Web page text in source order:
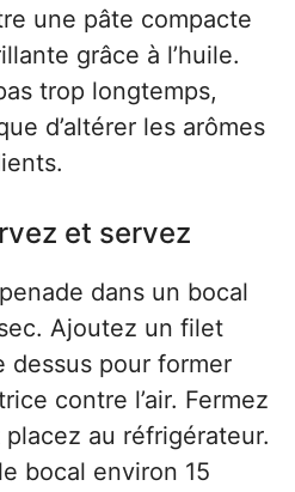
une pâte compacte
grâce à l’huile.
trop longtemps,
d’altérer les arômes
et servez
dans un bocal
Ajoutez un filet
dessus pour former
contre l’air. Fermez
au réfrigérateur.
bocal environ 15